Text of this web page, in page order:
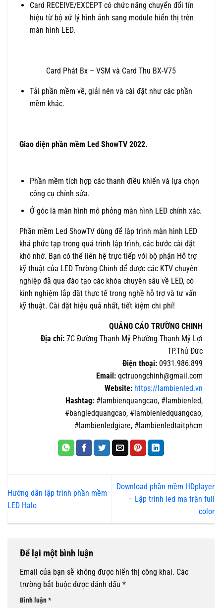
Card RECEIVE/EXCEPT có chức năng chuyển đổi tín
hiệu từ bộ xử lý hình ảnh sang module hiển thị trên
màn hình LED.
Card Phát Bx – VSM và Card Thu BX-V75
Tải phần mềm về, giải nén và cài đặt như các phần
mềm khác.
Giao diện phần mềm Led ShowTV 2022.
Phần mềm tích hợp các thanh điều khiển và lựa chọn
công cụ chỉnh sửa.
Ở góc là màn hình mô phỏng màn hình LED chính xác.
Phần mềm Led ShowTV dùng để lập trình màn hình LED
khá phức tạp trong quá trình lập trình, các bước cài đặt
khó nhớ. Bạn có thể liên hệ trực tiếp với bộ phận Hỗ trợ
kỹ thuật của LED Trường Chinh để được các KTV chuyên
nghiệp đã qua đào tạo các khóa chuyên sâu về LED, có
kinh nghiệm lắp đặt thực tế trong nghề hỗ trợ và tư vấn
kỹ thuật. Cài đặt hiệu quả nhất, tiết kiệm chi phí!
QUẢNG CÁO TRƯỜNG CHINH
Địa chỉ: 7C Đường Thạnh Mỹ Phường Thạnh Mỹ Lợi
TP.Thủ Đức
Điện thoại: 0931.986.899
Email: qctruongchinh@gmail.com
Website: https://lambienled.vn
Hashtag: #lambienquangcao, #lambienled,
#bangledquangcao, #lambienledquangcao,
#lambienledgiare, #lambienledtaitphcm
Hướng dẫn lập trình phần mềm
LED Halo
Download phần mềm HDplayer
– Lập trình led ma trận full
color
Để lại một bình luận
Email của bạn sẽ không được hiển thị công khai. Các
trường bắt buộc được đánh dấu *
Bình luận*